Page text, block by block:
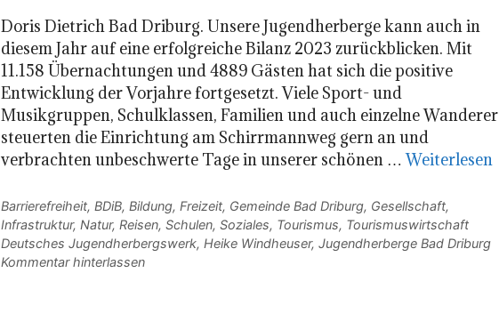
Doris Dietrich Bad Driburg. Unsere Jugendherberge kann auch in
diesem Jahr auf eine erfolgreiche Bilanz 2023 zurückblicken. Mit
11.158 Übernachtungen und 4889 Gästen hat sich die positive
Entwicklung der Vorjahre fortgesetzt. Viele Sport- und
Musikgruppen, Schulklassen, Familien und auch einzelne Wanderer
steuerten die Einrichtung am Schirrmannweg gern an und
verbrachten unbeschwerte Tage in unserer schönen …Weiterlesen
Kategorien
Barrierefreiheit, BDiB, Bildung, Freizeit, Gemeinde Bad Driburg, Gesellschaft,
Infrastruktur, Natur, Reisen, Schulen, Soziales, Tourismus, Tourismuswirtschaft
Schlagwörter
Deutsches Jugendherbergswerk, Heike Windheuser, Jugendherberge Bad Driburg
Kommentar hinterlassen